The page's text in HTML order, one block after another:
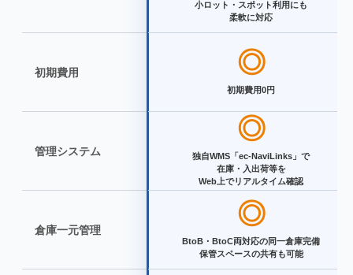
初期費用
管理システム
倉庫一元管理
小ロット・スポット利用にも
柔軟に対応
◎
初期費用0円
◎
独自WMS「ec-NaviLinks」で
在庫・入出荷等を
Web上でリアルタイム確認
◎
BtoB・BtoC両対応の同一倉庫完備
保管スペースの共有も可能